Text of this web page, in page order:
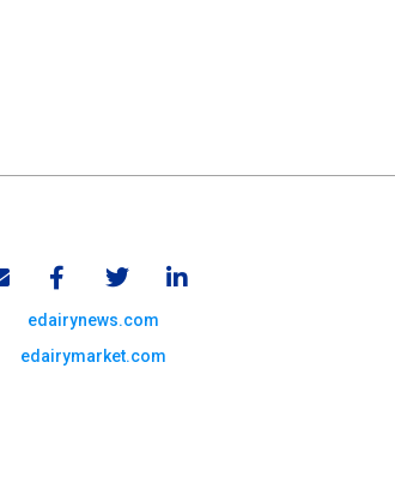
edairynews.com
edairymarket.com